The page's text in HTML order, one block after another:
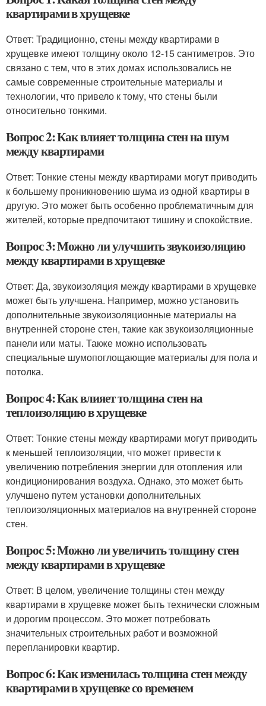
квартирами в хрущевке
Ответ: Традиционно, стены между квартирами в
хрущевке имеют толщину около 12-15 сантиметров. Это
связано с тем, что в этих домах использовались не
самые современные строительные материалы и
технологии, что привело к тому, что стены были
относительно тонкими.
Вопрос 2: Как влияет толщина стен на шум
между квартирами
Ответ: Тонкие стены между квартирами могут приводить
к большему проникновению шума из одной квартиры в
другую. Это может быть особенно проблематичным для
жителей, которые предпочитают тишину и спокойствие.
Вопрос 3: Можно ли улучшить звукоизоляцию
между квартирами в хрущевке
Ответ: Да, звукоизоляция между квартирами в хрущевке
может быть улучшена. Например, можно установить
дополнительные звукоизоляционные материалы на
внутренней стороне стен, такие как звукоизоляционные
панели или маты. Также можно использовать
специальные шумопоглощающие материалы для пола и
потолка.
Вопрос 4: Как влияет толщина стен на
теплоизоляцию в хрущевке
Ответ: Тонкие стены между квартирами могут приводить
к меньшей теплоизоляции, что может привести к
увеличению потребления энергии для отопления или
кондиционирования воздуха. Однако, это может быть
улучшено путем установки дополнительных
теплоизоляционных материалов на внутренней стороне
стен.
Вопрос 5: Можно ли увеличить толщину стен
между квартирами в хрущевке
Ответ: В целом, увеличение толщины стен между
квартирами в хрущевке может быть технически сложным
и дорогим процессом. Это может потребовать
значительных строительных работ и возможной
перепланировки квартир.
Вопрос 6: Как изменилась толщина стен между
квартирами в хрущевке со временем